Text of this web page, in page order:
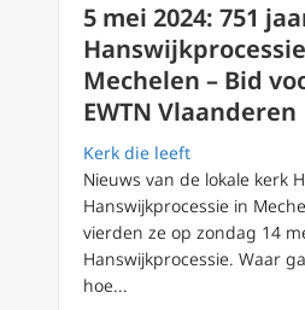
5 mei 2024: 751
Mechelen – Bid
EWTN Vlaanderen
Kerk die leeft
Nieuws van de lokale kerk
Hanswijkprocessie in
vierden ze op zondag 14
Hanswijkprocessie. Waar
hoe...